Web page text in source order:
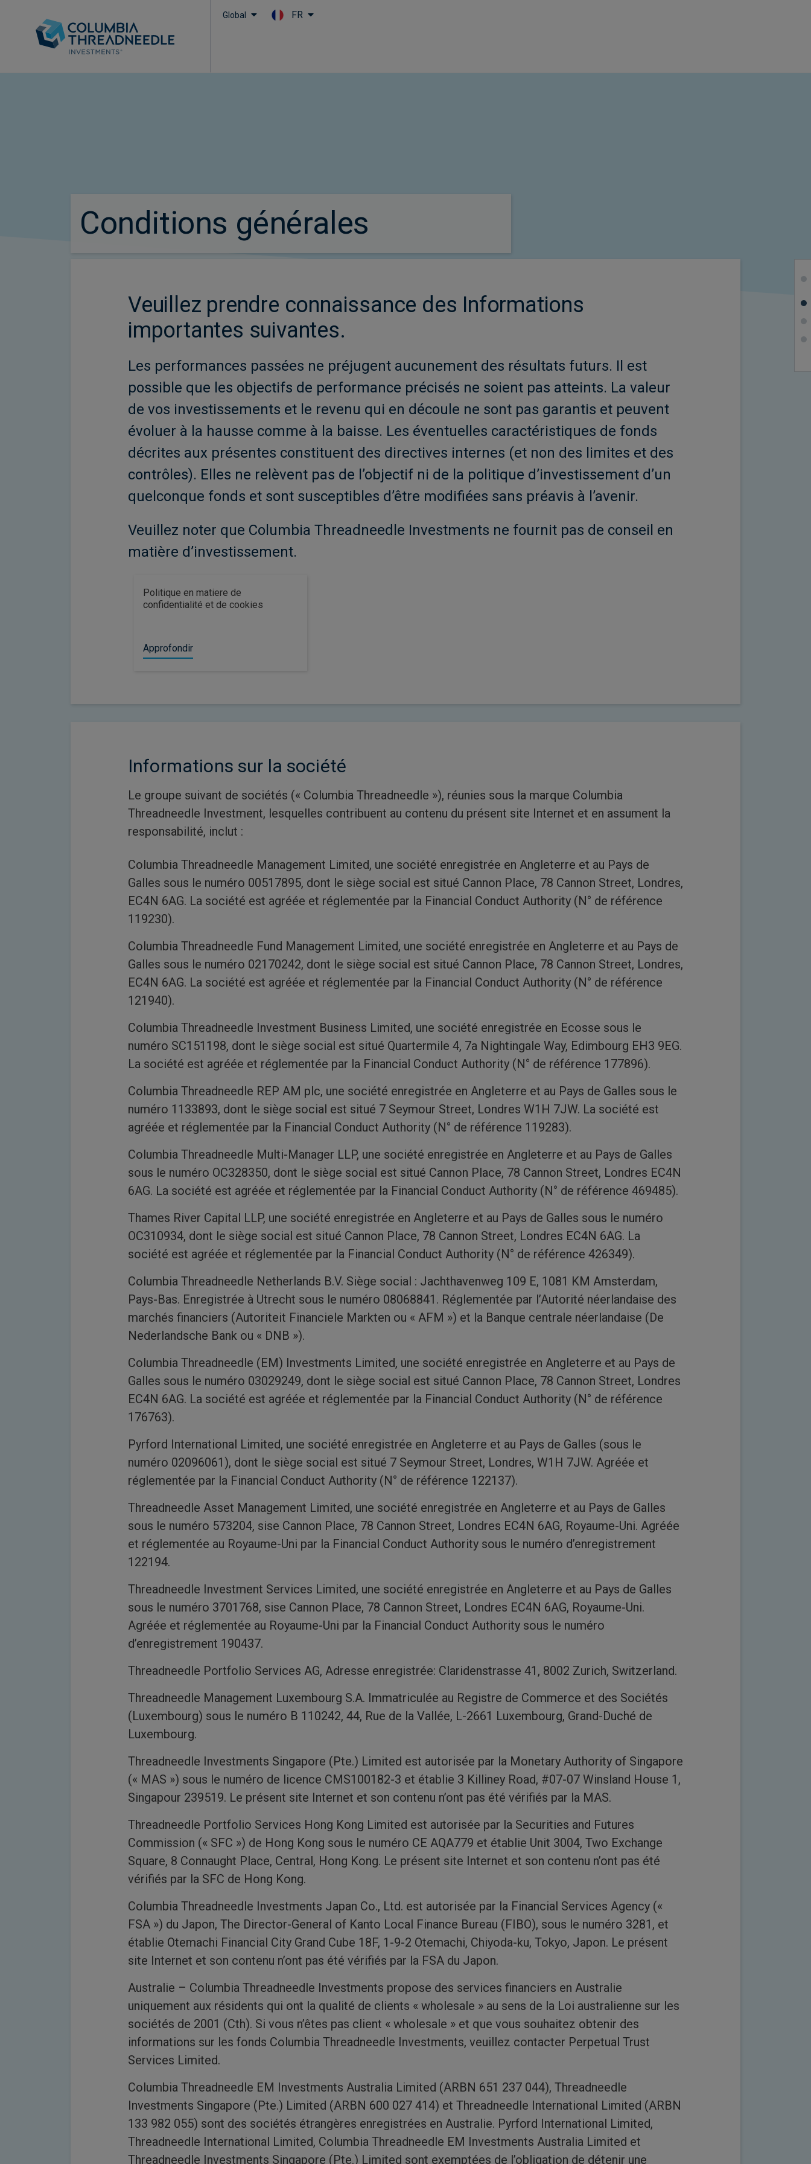
Global FR
Conditions générales
Veuillez prendre connaissance des Informations
importantes suivantes.
Les performances passées ne préjugent aucunement des résultats futurs. Il est
possible que les objectifs de performance précisés ne soient pas atteints. La valeur
de vos investissements et le revenu qui en découle ne sont pas garantis et peuvent
évoluer à la hausse comme à la baisse. Les éventuelles caractéristiques de fonds
décrites aux présentes constituent des directives internes (et non des limites et des
contrôles). Elles ne relèvent pas de l’objectif ni de la politique d’investissement d’un
quelconque fonds et sont susceptibles d’être modifiées sans préavis à l’avenir.
Veuillez noter que Columbia Threadneedle Investments ne fournit pas de conseil en
matière d’investissement.
Politique en matiere de
confidentialité et de cookies
Approfondir
Informations sur la société
Le groupe suivant de sociétés (« Columbia Threadneedle »), réunies sous la marque Columbia
Threadneedle Investment, lesquelles contribuent au contenu du présent site Internet et en assument la
responsabilité, inclut :
Columbia Threadneedle Management Limited, une société enregistrée en Angleterre et au Pays de
Galles sous le numéro 00517895, dont le siège social est situé Cannon Place, 78 Cannon Street, Londres,
EC4N 6AG. La société est agréée et réglementée par la Financial Conduct Authority (N° de référence
119230).
Columbia Threadneedle Fund Management Limited, une société enregistrée en Angleterre et au Pays de
Galles sous le numéro 02170242, dont le siège social est situé Cannon Place, 78 Cannon Street, Londres,
EC4N 6AG. La société est agréée et réglementée par la Financial Conduct Authority (N° de référence
121940).
Columbia Threadneedle Investment Business Limited, une société enregistrée en Ecosse sous le
numéro SC151198, dont le siège social est situé Quartermile 4, 7a Nightingale Way, Edimbourg EH3 9EG.
La société est agréée et réglementée par la Financial Conduct Authority (N° de référence 177896).
Columbia Threadneedle REP AM plc, une société enregistrée en Angleterre et au Pays de Galles sous le
numéro 1133893, dont le siège social est situé 7 Seymour Street, Londres W1H 7JW. La société est
agréée et réglementée par la Financial Conduct Authority (N° de référence 119283).
Columbia Threadneedle Multi-Manager LLP, une société enregistrée en Angleterre et au Pays de Galles
sous le numéro OC328350, dont le siège social est situé Cannon Place, 78 Cannon Street, Londres EC4N
6AG. La société est agréée et réglementée par la Financial Conduct Authority (N° de référence 469485).
Thames River Capital LLP, une société enregistrée en Angleterre et au Pays de Galles sous le numéro
OC310934, dont le siège social est situé Cannon Place, 78 Cannon Street, Londres EC4N 6AG. La
société est agréée et réglementée par la Financial Conduct Authority (N° de référence 426349).
Columbia Threadneedle Netherlands B.V. Siège social : Jachthavenweg 109 E, 1081 KM Amsterdam,
Pays-Bas. Enregistrée à Utrecht sous le numéro 08068841. Réglementée par l’Autorité néerlandaise des
marchés financiers (Autoriteit Financiele Markten ou « AFM ») et la Banque centrale néerlandaise (De
Nederlandsche Bank ou « DNB »).
Columbia Threadneedle (EM) Investments Limited, une société enregistrée en Angleterre et au Pays de
Galles sous le numéro 03029249, dont le siège social est situé Cannon Place, 78 Cannon Street, Londres
EC4N 6AG. La société est agréée et réglementée par la Financial Conduct Authority (N° de référence
176763).
Pyrford International Limited, une société enregistrée en Angleterre et au Pays de Galles (sous le
numéro 02096061), dont le siège social est situé 7 Seymour Street, Londres, W1H 7JW. Agréée et
réglementée par la Financial Conduct Authority (N° de référence 122137).
Threadneedle Asset Management Limited, une société enregistrée en Angleterre et au Pays de Galles
sous le numéro 573204, sise Cannon Place, 78 Cannon Street, Londres EC4N 6AG, Royaume-Uni. Agréée
et réglementée au Royaume-Uni par la Financial Conduct Authority sous le numéro d’enregistrement
122194.
Threadneedle Investment Services Limited, une société enregistrée en Angleterre et au Pays de Galles
sous le numéro 3701768, sise Cannon Place, 78 Cannon Street, Londres EC4N 6AG, Royaume-Uni.
Agréée et réglementée au Royaume-Uni par la Financial Conduct Authority sous le numéro
d’enregistrement 190437.
Threadneedle Portfolio Services AG, Adresse enregistrée: Claridenstrasse 41, 8002 Zurich, Switzerland.
Threadneedle Management Luxembourg S.A. Immatriculée au Registre de Commerce et des Sociétés
(Luxembourg) sous le numéro B 110242, 44, Rue de la Vallée, L-2661 Luxembourg, Grand-Duché de
Luxembourg.
Threadneedle Investments Singapore (Pte.) Limited est autorisée par la Monetary Authority of Singapore
(« MAS ») sous le numéro de licence CMS100182-3 et établie 3 Killiney Road, #07-07 Winsland House 1,
Singapour 239519. Le présent site Internet et son contenu n’ont pas été vérifiés par la MAS.
Threadneedle Portfolio Services Hong Kong Limited est autorisée par la Securities and Futures
Commission (« SFC ») de Hong Kong sous le numéro CE AQA779 et établie Unit 3004, Two Exchange
Square, 8 Connaught Place, Central, Hong Kong. Le présent site Internet et son contenu n’ont pas été
vérifiés par la SFC de Hong Kong.
Columbia Threadneedle Investments Japan Co., Ltd. est autorisée par la Financial Services Agency («
FSA ») du Japon, The Director-General of Kanto Local Finance Bureau (FIBO), sous le numéro 3281, et
établie Otemachi Financial City Grand Cube 18F, 1-9-2 Otemachi, Chiyoda-ku, Tokyo, Japon. Le présent
site Internet et son contenu n’ont pas été vérifiés par la FSA du Japon.
Australie – Columbia Threadneedle Investments propose des services financiers en Australie
uniquement aux résidents qui ont la qualité de clients « wholesale » au sens de la Loi australienne sur les
sociétés de 2001 (Cth). Si vous n’êtes pas client « wholesale » et que vous souhaitez obtenir des
informations sur les fonds Columbia Threadneedle Investments, veuillez contacter Perpetual Trust
Services Limited.
Columbia Threadneedle EM Investments Australia Limited (ARBN 651 237 044), Threadneedle
Investments Singapore (Pte.) Limited (ARBN 600 027 414) et Threadneedle International Limited (ARBN
133 982 055) sont des sociétés étrangères enregistrées en Australie. Pyrford International Limited,
Threadneedle International Limited, Columbia Threadneedle EM Investments Australia Limited et
Threadneedle Investments Singapore (Pte.) Limited sont exemptées de l’obligation de détenir une